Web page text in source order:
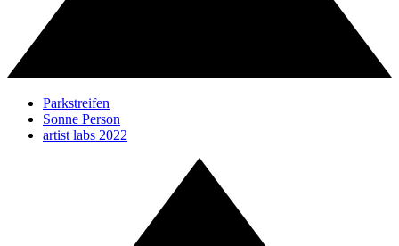
Parkstreifen
Sonne Person
artist labs 2022